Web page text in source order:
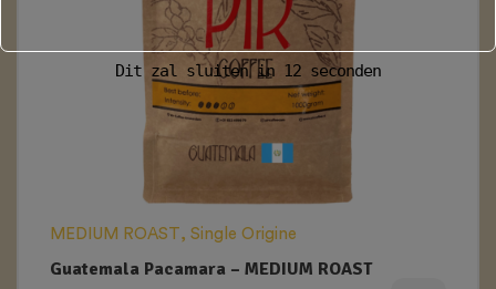
MEDIUM ROAST, Single Origine
Guatemala Pacamara – MEDIUM ROAST
Dit zal sluiten in 11 seconden